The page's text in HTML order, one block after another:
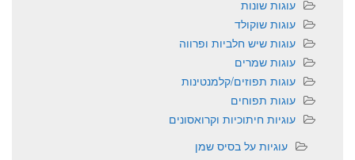
עוגות שונות
עוגות שוקולד
עוגות שיש חלביות ופרווה
עוגות שמרים
עוגות תפוזים/קלמנטינות
עוגות תפוחים
עוגיות חיתוכיות וקרואסונים
עוגיות על בסיס שמן